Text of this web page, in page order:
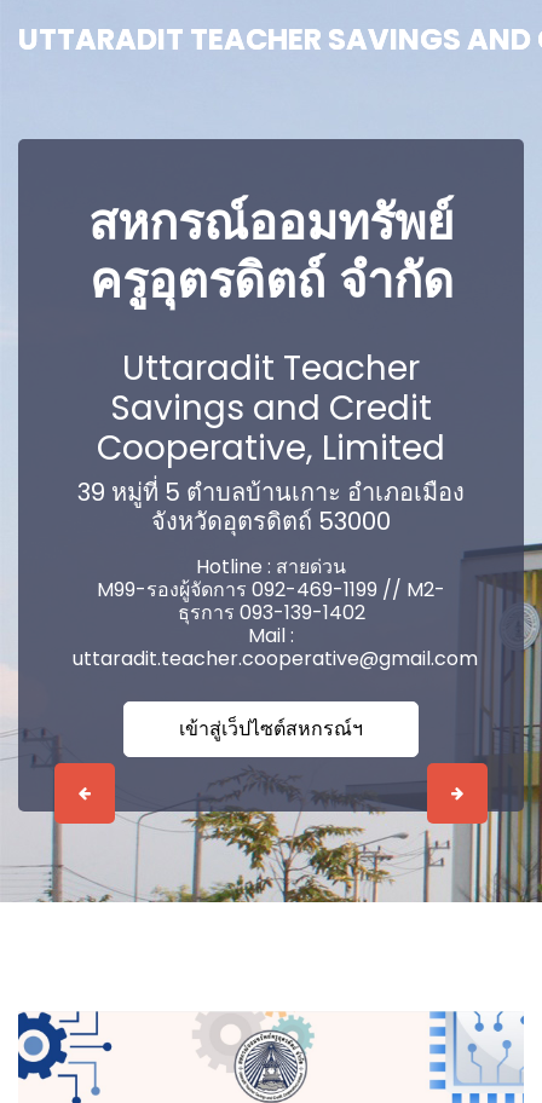
UTTARADIT TEACHER SAVINGS AND
Previous Next
สหกรณ์ออมทรัพย์
ครูอุตรดิตถ์ จำกัด
Uttaradit Teacher
Savings and Credit
Cooperative, Limited
39 หมู่ที่ 5 ตำบลบ้านเกาะ อำเภอเมือง
จังหวัดอุตรดิตถ์ 53000
Hotline : สายด่วน
M99-รองผู้จัดการ 092-469-1199 // M2-
ธุรการ 093-139-1402
Mail :
uttaradit.teacher.cooperative@gmail.com
เข้าสู่เว็ปไซต์สหกรณ์ฯ
UTTARADIT TEACHER SAVINGS AND